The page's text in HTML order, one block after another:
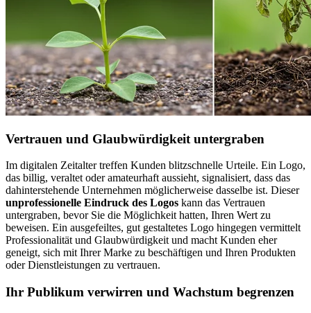
Vertrauen und Glaubwürdigkeit untergraben
Im digitalen Zeitalter treffen Kunden blitzschnelle Urteile. Ein Logo,
das billig, veraltet oder amateurhaft aussieht, signalisiert, dass das
dahinterstehende Unternehmen möglicherweise dasselbe ist. Dieser
unprofessionelle Eindruck des Logos kann das Vertrauen
untergraben, bevor Sie die Möglichkeit hatten, Ihren Wert zu
beweisen. Ein ausgefeiltes, gut gestaltetes Logo hingegen vermittelt
Professionalität und Glaubwürdigkeit und macht Kunden eher
geneigt, sich mit Ihrer Marke zu beschäftigen und Ihren Produkten
oder Dienstleistungen zu vertrauen.
Ihr Publikum verwirren und Wachstum begrenzen